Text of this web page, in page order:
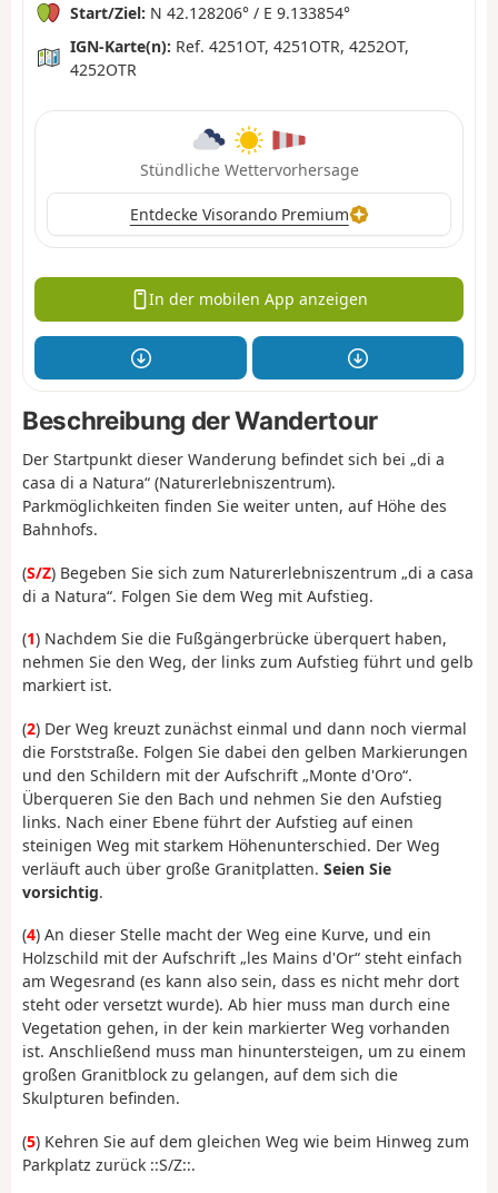
Start/Ziel: N 42.128206° / E 9.133854°
IGN-Karte(n): Ref. 4251OT, 4251OTR, 4252OT,
4252OTR
Stündliche Wettervorhersage
Entdecke Visorando Premium
In der mobilen App anzeigen
Beschreibung der Wandertour
Der Startpunkt dieser Wanderung befindet sich bei „di a
casa di a Natura“ (Naturerlebniszentrum).
Parkmöglichkeiten finden Sie weiter unten, auf Höhe des
Bahnhofs.
(S/Z) Begeben Sie sich zum Naturerlebniszentrum „di a casa
di a Natura“. Folgen Sie dem Weg mit Aufstieg.
(1) Nachdem Sie die Fußgängerbrücke überquert haben,
nehmen Sie den Weg, der links zum Aufstieg führt und gelb
markiert ist.
(2) Der Weg kreuzt zunächst einmal und dann noch viermal
die Forststraße. Folgen Sie dabei den gelben Markierungen
und den Schildern mit der Aufschrift „Monte d'Oro“.
Überqueren Sie den Bach und nehmen Sie den Aufstieg
links. Nach einer Ebene führt der Aufstieg auf einen
steinigen Weg mit starkem Höhenunterschied. Der Weg
verläuft auch über große Granitplatten. Seien Sie
vorsichtig.
(4) An dieser Stelle macht der Weg eine Kurve, und ein
Holzschild mit der Aufschrift „les Mains d'Or“ steht einfach
am Wegesrand (es kann also sein, dass es nicht mehr dort
steht oder versetzt wurde). Ab hier muss man durch eine
Vegetation gehen, in der kein markierter Weg vorhanden
ist. Anschließend muss man hinuntersteigen, um zu einem
großen Granitblock zu gelangen, auf dem sich die
Skulpturen befinden.
(5) Kehren Sie auf dem gleichen Weg wie beim Hinweg zum
Parkplatz zurück ::S/Z::.